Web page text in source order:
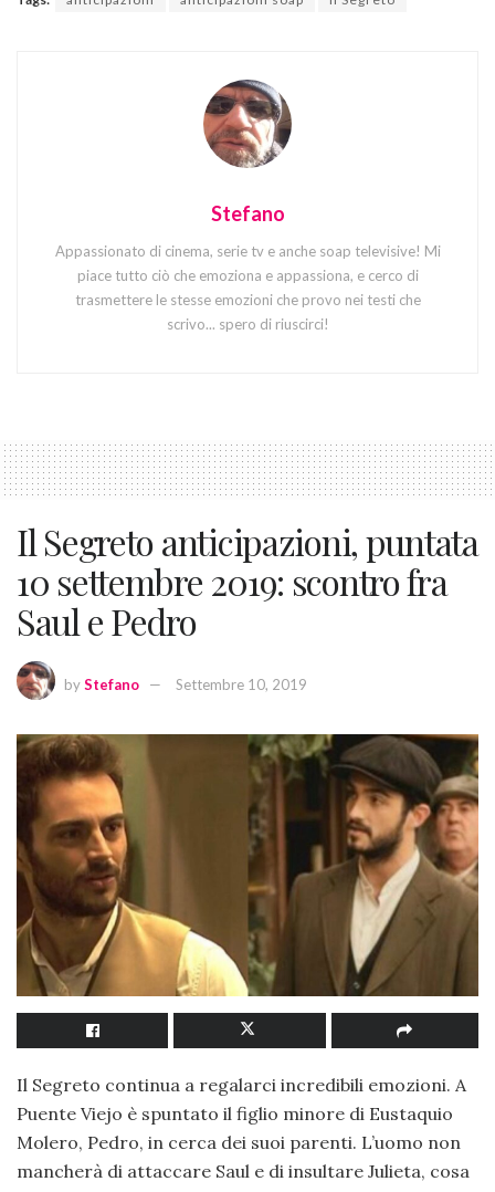
Stefano
Appassionato di cinema, serie tv e anche soap televisive! Mi
piace tutto ciò che emoziona e appassiona, e cerco di
trasmettere le stesse emozioni che provo nei testi che
scrivo... spero di riuscirci!
Il Segreto anticipazioni, puntata
10 settembre 2019: scontro fra
Saul e Pedro
byStefano Settembre 10, 2019
Il Segreto continua a regalarci incredibili emozioni. A
Puente Viejo è spuntato il figlio minore di Eustaquio
Molero, Pedro, in cerca dei suoi parenti. L’uomo non
mancherà di attaccare Saul e di insultare Julieta, cosa